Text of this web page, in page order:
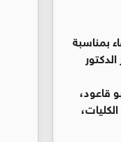
بمناسبة
قاعود،